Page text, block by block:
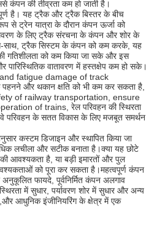
कंपन की तीव्रता कम हो जाती है।
है। यह ट्रैक और ट्रैक बिस्तर के बीच
से ट्रेन यात्रा के दौरान कंपन ऊर्जा को
के लिए ट्रैक संरचना के कंपन और शोर के
ट्रैक सिस्टम के कंपन को कम करके, यह
गतिशीलता को कम किया जा सके और इस
पारिस्थितिक वातावरण में हस्तक्षेप कम हो सके।
fatigue damage of track
और थकान क्षति को भी कम कर सकता है,
of railway transportation, ensure
of trains, रेल परिवहन की स्थिरता
परिवहन के सतत विकास के लिए मजबूत समर्थन
कस्टम डिजाइन और स्थापित किया जा
लचीला और सटीक बनाता है।क्या यह छोटे
आवश्यकता है, या बड़ी इमारतों और पुल
को पूरा कर सकता है।महत्वपूर्ण कंपन
फायदे, पूर्वनिर्मित कंपन अलगाव
में सुधार, पर्यावरण शोर में सुधार और अन्य
आधुनिक इंजीनियरिंग के क्षेत्र में एक